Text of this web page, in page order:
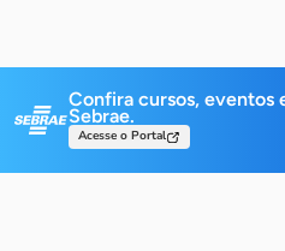
Confira cursos, eventos
Sebrae.
Acesse o Portal